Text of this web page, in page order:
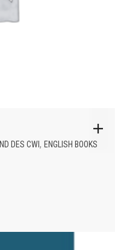
DES CWI, ENGLISH BOOKS